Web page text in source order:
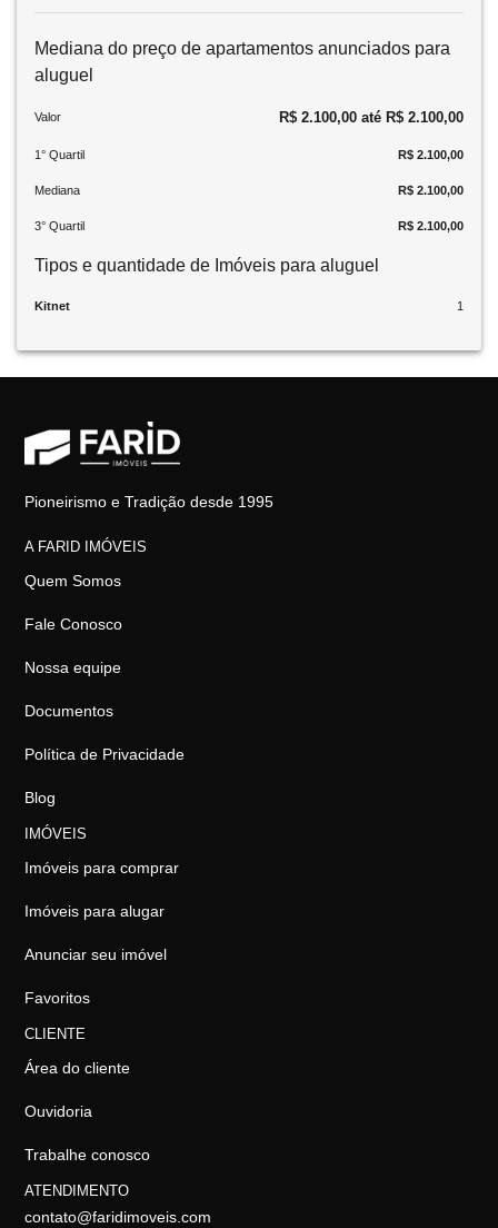
Mediana do preço de apartamentos anunciados para
aluguel
Valor R$ 2.100,00 até R$ 2.100,00
1° Quartil R$ 2.100,00
Mediana R$ 2.100,00
3° Quartil R$ 2.100,00
Tipos e quantidade de Imóveis para aluguel
Kitnet 1
Pioneirismo e Tradição desde 1995
A FARID IMÓVEIS
Quem Somos
Fale Conosco
Nossa equipe
Documentos
Política de Privacidade
Blog
IMÓVEIS
Imóveis para comprar
Imóveis para alugar
Anunciar seu imóvel
Favoritos
CLIENTE
Área do cliente
Ouvidoria
Trabalhe conosco
ATENDIMENTO
contato@faridimoveis.com